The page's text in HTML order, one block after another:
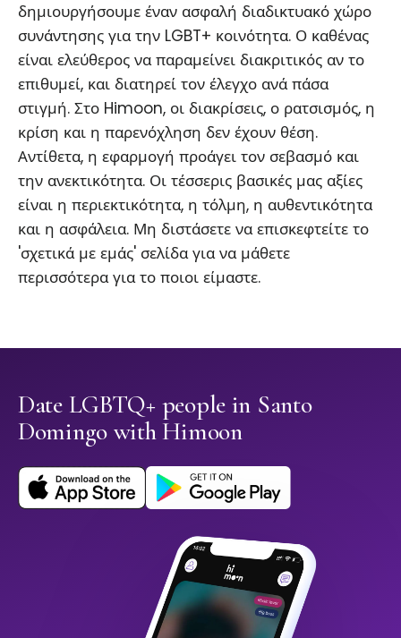
δημιουργήσουμε έναν ασφαλή διαδικτυακό χώρο
συνάντησης για την LGBT+ κοινότητα. Ο καθένας
είναι ελεύθερος να παραμείνει διακριτικός αν το
επιθυμεί, και διατηρεί τον έλεγχο ανά πάσα
στιγμή. Στο Himoon, οι διακρίσεις, ο ρατσισμός, η
κρίση και η παρενόχληση δεν έχουν θέση.
Αντίθετα, η εφαρμογή προάγει τον σεβασμό και
την ανεκτικότητα. Οι τέσσερις βασικές μας αξίες
είναι η περιεκτικότητα, η τόλμη, η αυθεντικότητα
και η ασφάλεια. Μη διστάσετε να επισκεφτείτε το
'σχετικά με εμάς' σελίδα για να μάθετε
περισσότερα για το ποιοι είμαστε.
Date LGBTQ+ people in Santo
Domingo with Himoon